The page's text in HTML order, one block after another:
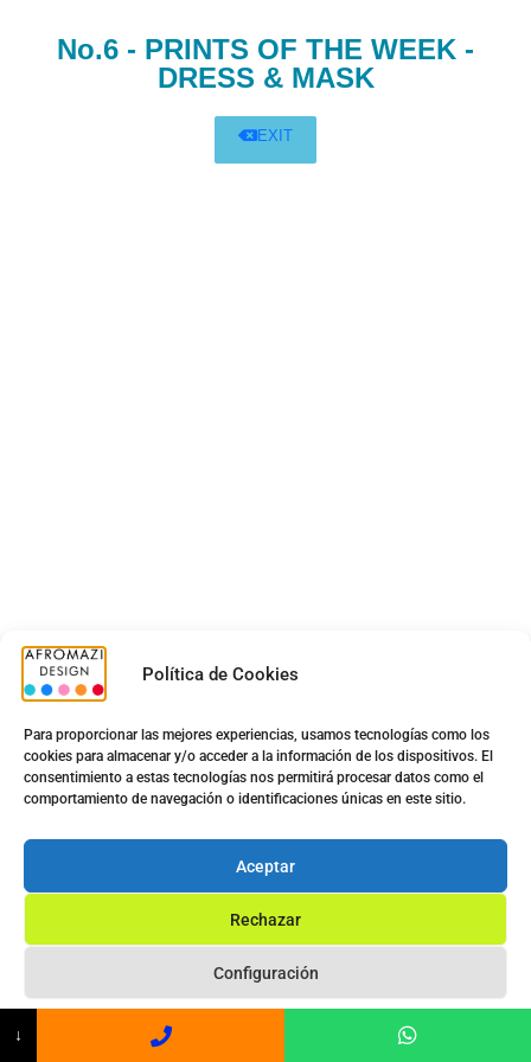
Política de Cookies
Para proporcionar las mejores experiencias, usamos tecnologías como los
cookies para almacenar y/o acceder a la información de los dispositivos. El
consentimiento a estas tecnologías nos permitirá procesar datos como el
comportamiento de navegación o identificaciones únicas en este sitio.
Aceptar
Rechazar
Configuración
No.6 - PRINTS OF THE WEEK -
DRESS & MASK
EXIT
↓